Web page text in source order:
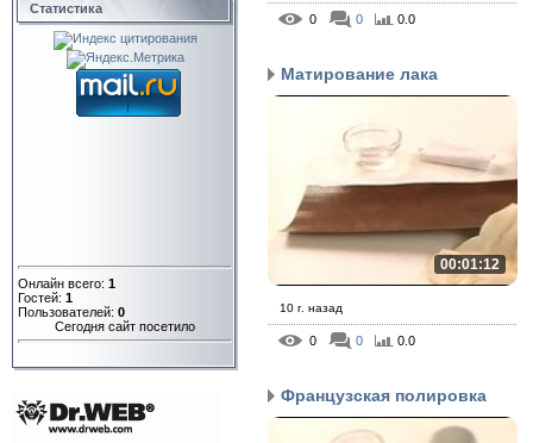
Статистика
Онлайн всего: 1
Гостей: 1
Пользователей: 0
Сегодня сайт посетило
0 0 0.0
Матирование лака
00:01:12
10 г. назад
0 0 0.0
Французская полировка